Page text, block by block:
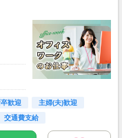
歓迎
主婦(夫)歓迎
交通費支給